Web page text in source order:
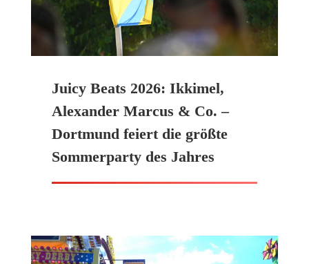
Juicy Beats 2026: Ikkimel,
Alexander Marcus & Co. –
Dortmund feiert die größte
Sommerparty des Jahres